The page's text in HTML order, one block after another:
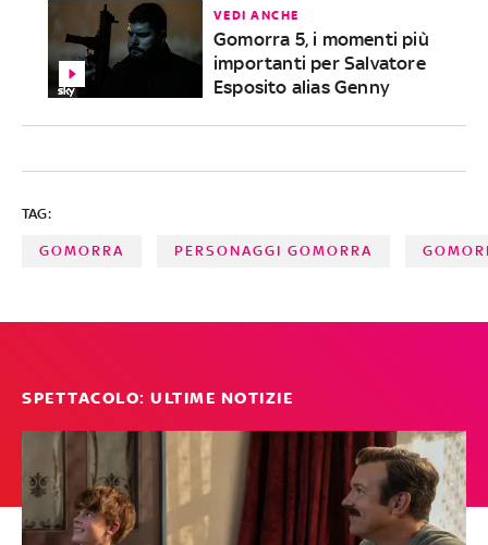
VEDI ANCHE
Gomorra 5, i momenti più
importanti per Salvatore
Esposito alias Genny
TAG:
GOMORRA PERSONAGGI GOMORRA
SPETTACOLO: ULTIME NOTIZIE